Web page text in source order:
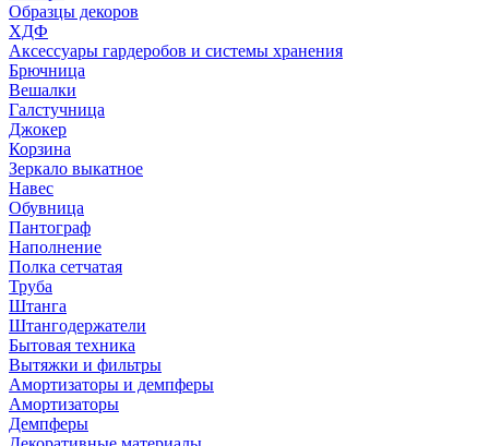
Образцы декоров
ХДФ
Аксессуары гардеробов и системы хранения
Брючница
Вешалки
Галстучница
Джокер
Корзина
Зеркало выкатное
Навес
Обувница
Пантограф
Наполнение
Полка сетчатая
Труба
Штанга
Штангодержатели
Бытовая техника
Вытяжки и фильтры
Амортизаторы и демпферы
Амортизаторы
Демпферы